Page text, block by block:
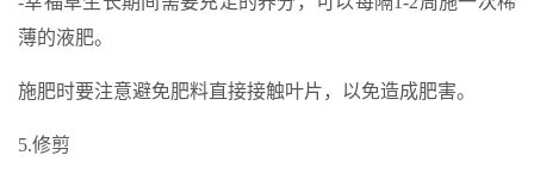
薄的液肥。
施肥时要注意避免肥料直接接触叶片，以免造成肥害。
5.修剪